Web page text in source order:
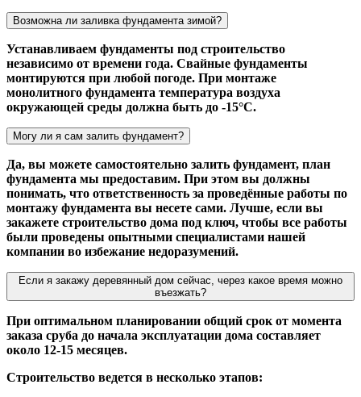
Возможна ли заливка фундамента зимой?
Устанавливаем фундаменты под строительство
независимо от времени года. Свайные фундаменты
монтируются при любой погоде. При монтаже
монолитного фундамента температура воздуха
окружающей среды должна быть до -15°С.
Могу ли я сам залить фундамент?
Да, вы можете самостоятельно залить фундамент, план
фундамента мы предоставим. При этом вы должны
понимать, что ответственность за проведённые работы по
монтажу фундамента вы несете сами. Лучше, если вы
закажете строительство дома под ключ, чтобы все работы
были проведены опытными специалистами нашей
компании во избежание недоразумений.
Если я закажу деревянный дом сейчас, через какое время можно
въезжать?
При оптимальном планировании общий срок от момента
заказа сруба до начала эксплуатации дома составляет
около 12-15 месяцев.
Строительство ведется в несколько этапов: